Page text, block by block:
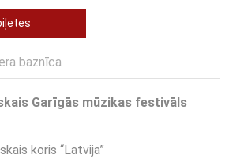
baznīca
Garīgās mūzikas festivāls
koris “Latvija”